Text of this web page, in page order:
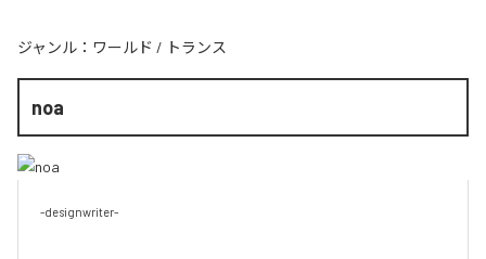
ジャンル： ワールド / トランス
noa
-designwriter-